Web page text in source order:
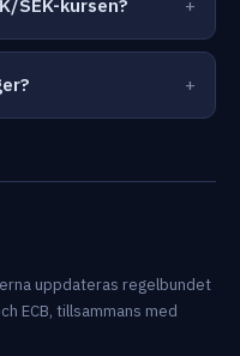
SEK-kursen?
uppdateras regelbundet
ECB, tillsammans med